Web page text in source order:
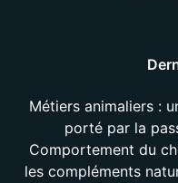
Métiers animaliers :
porté par la
Comportement du
les compléments